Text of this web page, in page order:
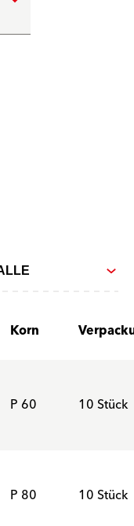
Korn
P 60 10 Stück
P 80 10 Stück